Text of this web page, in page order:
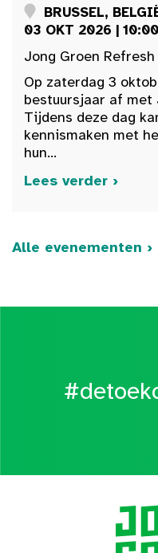
BRUSSEL,
03 OKT 2026 | 10:00
Jong Groen
Op zaterdag 3
bestuursjaar af met
Tijdens deze dag
kennismaken met
hun...
Lees verder ›
Alle evenementen ›